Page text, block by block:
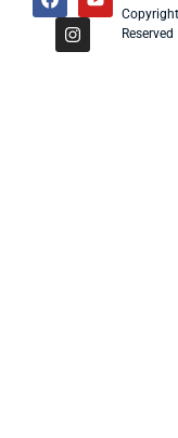
Reserved